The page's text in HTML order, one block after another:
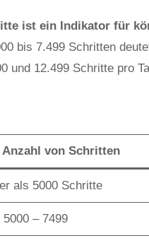
ist ein Indikator für
bis 7.499 Schritten
und 12.499 Schritte pro
Anzahl von Schritten
als 5000 Schritte
5000 – 7499